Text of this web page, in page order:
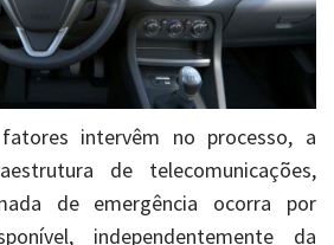
intervêm no processo, a
de telecomunicações,
de emergência ocorra por
independentemente da